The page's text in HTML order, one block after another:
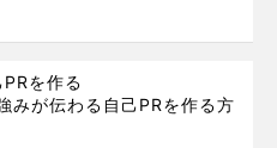
を作る
みが伝わる自己PRを作る方